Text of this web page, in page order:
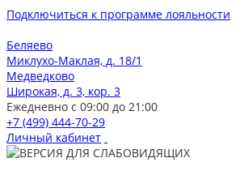
Подключиться к программе лояльности
Беляево
Миклухо-Маклая, д. 18/1
Медведково
Широкая, д. 3, кор. 3
Ежедневно с 09:00 до 21:00
+7 (499) 444-70-29
Личный кабинет